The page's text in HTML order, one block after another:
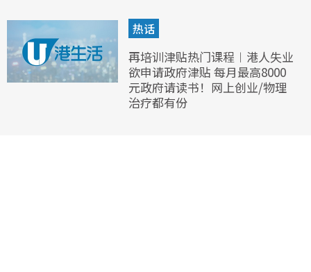
热话
再培训津贴热门课程︱港人失业
欲申请政府津贴 每月最高8000
元政府请读书！网上创业/物理
治疗都有份